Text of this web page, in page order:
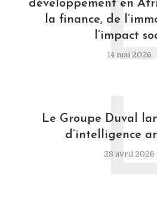
développement en
la finance, de
l’impact
14 mai 2026
Le Groupe Duval
d’intelligence
28 avril 2026